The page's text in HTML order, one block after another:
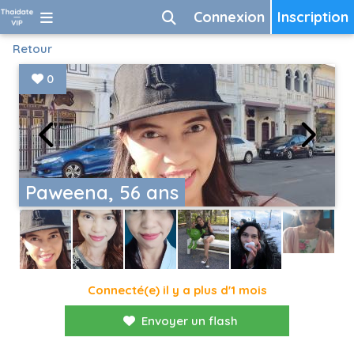
Inscription
Connexion
Retour
Paweena, 56 ans
0
Connecté(e) il y a plus d'1 mois
Envoyer un flash